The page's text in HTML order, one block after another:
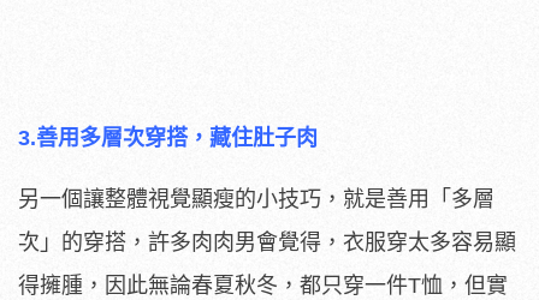
3.善用多層次穿搭，藏住肚子肉
另一個讓整體視覺顯瘦的小技巧，就是善用「多層
次」的穿搭，許多肉肉男會覺得，衣服穿太多容易顯
得擁腫，因此無論春夏秋冬，都只穿一件T恤，但實